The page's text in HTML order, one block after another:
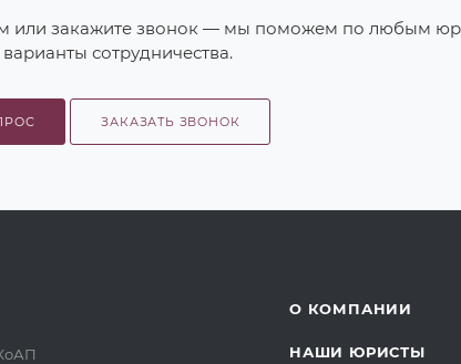
или закажите звонок — мы поможем по любым
сотрудничества.
ЗАКАЗАТЬ ЗВОНОК
О КОМПАНИИ
НАШИ ЮРИСТЫ